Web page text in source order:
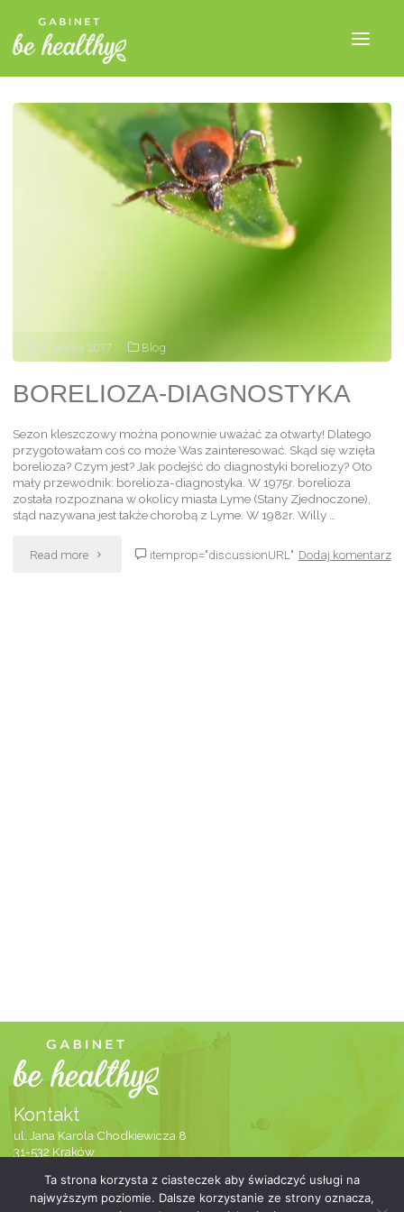
11 maja 2017 Blog
BORELIOZA-DIAGNOSTYKA
Sezon kleszczowy można ponownie uważać za otwarty! Dlatego
przygotowałam coś co może Was zainteresować. Skąd się wzięła
borelioza? Czym jest? Jak podejść do diagnostyki boreliozy? Oto
mały przewodnik: borelioza-diagnostyka. W 1975r. borelioza
została rozpoznana w okolicy miasta Lyme (Stany Zjednoczone),
stąd nazywana jest także chorobą z Lyme. W 1982r. Willy …
Read more itemprop="discussionURL" Dodaj komentarz
Kontakt
ul. Jana Karola Chodkiewicza 8
31-532 Kraków
info@gabinetbehealthy.pl
Ta strona korzysta z ciasteczek aby świadczyć usługi na
najwyższym poziomie. Dalsze korzystanie ze strony oznacza,